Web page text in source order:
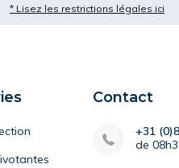
* Lisez les restrictions légales ici
Contact
+31
de